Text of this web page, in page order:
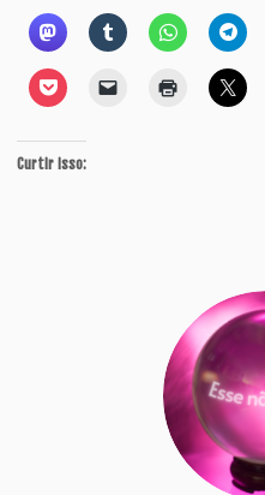
Curtir isso: